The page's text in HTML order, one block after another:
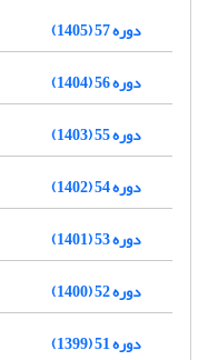
دوره 57 (1405)
دوره 56 (1404)
دوره 55 (1403)
دوره 54 (1402)
دوره 53 (1401)
دوره 52 (1400)
دوره 51 (1399)